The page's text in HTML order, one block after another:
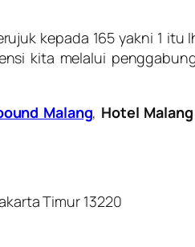
kepada 165 yakni 1 itu
kita melalui
Malang, Hotel Malang
Timur 13220